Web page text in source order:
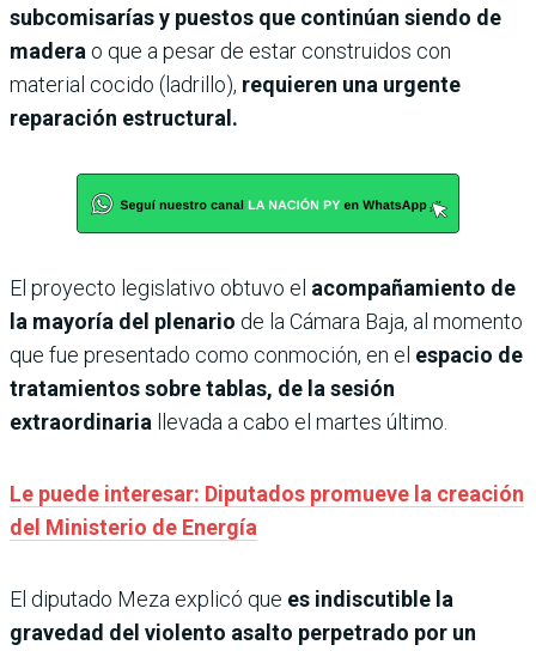
subcomisarías y puestos que continúan siendo de
madera o que a pesar de estar construidos con
material cocido (ladrillo), requieren una urgente
reparación estructural.
El proyecto legislativo obtuvo el acompañamiento de
la mayoría del plenario de la Cámara Baja, al momento
que fue presentado como conmoción, en el espacio de
tratamientos sobre tablas, de la sesión
extraordinaria
llevada a cabo el martes último.
Le puede interesar: Diputados promueve la creación
del Ministerio de Energía
El diputado Meza explicó que es indiscutible la
gravedad del violento asalto perpetrado por un